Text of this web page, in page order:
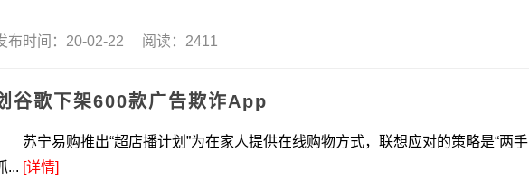
布时间：20-02-22 阅读：2411
谷歌下架600款广告欺诈App
苏宁易购推出“超店播计划”为在家人提供在线购物方式，联想应对的策略是“两手
... [详情]